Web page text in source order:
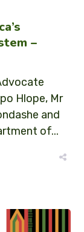
–
Hlope, Mr
and
of...